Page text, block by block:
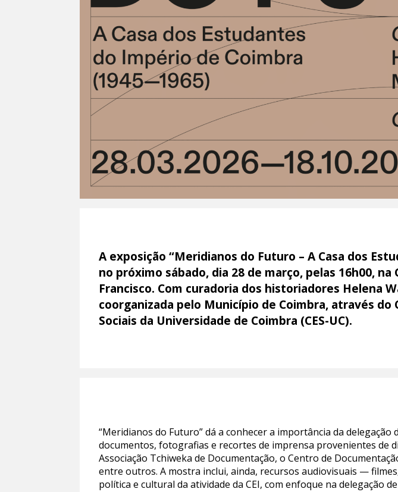
A exposição “Meridianos do Futuro – A Casa dos
no próximo sábado, dia 28 de março, pelas 16h00,
Francisco. Com curadoria dos historiadores Helena
coorganizada pelo Município de Coimbra, através
Sociais da Universidade de Coimbra (CES-UC).
“Meridianos do Futuro” dá a conhecer a importância da
documentos, fotografias e recortes de imprensa provenientes de
Associação Tchiweka de Documentação, o Centro de
entre outros. A mostra inclui, ainda, recursos audiovisuais —
política e cultural da atividade da CEI, com enfoque na delegação